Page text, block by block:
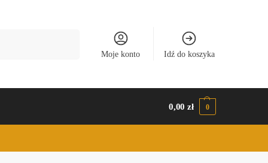
Moje konto Idź do koszyka
0,00zł 0